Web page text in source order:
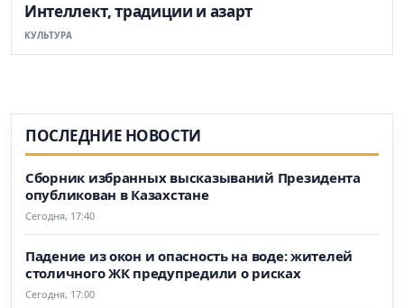
Интеллект, традиции и азарт
КУЛЬТУРА
ПОСЛЕДНИЕ НОВОСТИ
Сборник избранных высказываний Президента
опубликован в Казахстане
Сегодня, 17:40
Падение из окон и опасность на воде: жителей
столичного ЖК предупредили о рисках
Сегодня, 17:00